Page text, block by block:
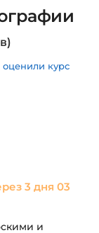
оценили курс
3 дня 03
и